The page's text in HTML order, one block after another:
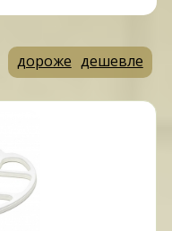
дороже дешевле